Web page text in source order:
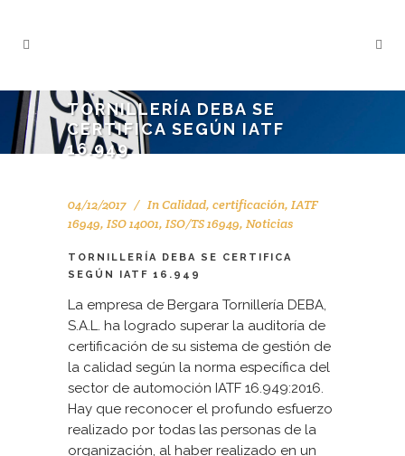
TORNILLERÍA DEBA SE
CERTIFICA SEGÚN IATF
16.949
04/12/2017 InCalidad, certificación, IATF
16949, ISO 14001, ISO/TS 16949, Noticias
TORNILLERÍA DEBA SE CERTIFICA
SEGÚN IATF 16.949
La empresa de Bergara Tornillería DEBA,
S.A.L. ha logrado superar la auditoría de
certificación de su sistema de gestión de
la calidad según la norma específica del
sector de automoción IATF 16.949:2016.
Hay que reconocer el profundo esfuerzo
realizado por todas las personas de la
organización, al haber realizado en un